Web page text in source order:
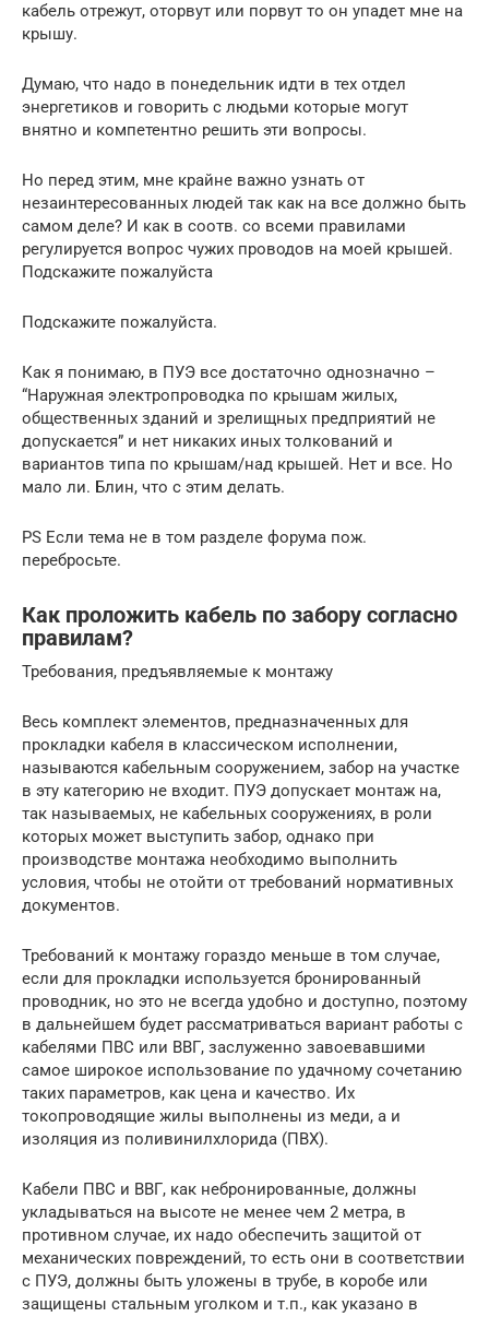
кабель отрежут, оторвут или порвут то он упадет мне на
крышу.
Думаю, что надо в понедельник идти в тех отдел
энергетиков и говорить с людьми которые могут
внятно и компетентно решить эти вопросы.
Но перед этим, мне крайне важно узнать от
незаинтересованных людей так как на все должно быть
самом деле? И как в соотв. со всеми правилами
регулируется вопрос чужих проводов на моей крышей.
Подскажите пожалуйста
Подскажите пожалуйста.
Как я понимаю, в ПУЭ все достаточно однозначно –
“Наружная электропроводка по крышам жилых,
общественных зданий и зрелищных предприятий не
допускается” и нет никаких иных толкований и
вариантов типа по крышам/над крышей. Нет и все. Но
мало ли. Блин, что с этим делать.
PS Если тема не в том разделе форума пож.
перебросьте.
Как проложить кабель по забору согласно
правилам?
Требования, предъявляемые к монтажу
Весь комплект элементов, предназначенных для
прокладки кабеля в классическом исполнении,
называются кабельным сооружением, забор на участке
в эту категорию не входит. ПУЭ допускает монтаж на,
так называемых, не кабельных сооружениях, в роли
которых может выступить забор, однако при
производстве монтажа необходимо выполнить
условия, чтобы не отойти от требований нормативных
документов.
Требований к монтажу гораздо меньше в том случае,
если для прокладки используется бронированный
проводник, но это не всегда удобно и доступно, поэтому
в дальнейшем будет рассматриваться вариант работы с
кабелями ПВС или ВВГ, заслуженно завоевавшими
самое широкое использование по удачному сочетанию
таких параметров, как цена и качество. Их
токопроводящие жилы выполнены из меди, а и
изоляция из поливинилхлорида (ПВХ).
Кабели ПВС и ВВГ, как небронированные, должны
укладываться на высоте не менее чем 2 метра, в
противном случае, их надо обеспечить защитой от
механических повреждений, то есть они в соответствии
с ПУЭ, должны быть уложены в трубе, в коробе или
защищены стальным уголком и т.п., как указано в